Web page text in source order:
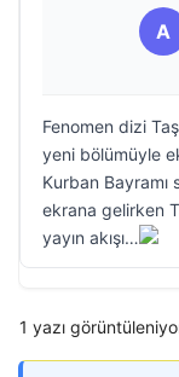
A
Fenomen dizi
yeni bölümüyle
Kurban
ekrana gelirken
yayın akışı…
1 yazı